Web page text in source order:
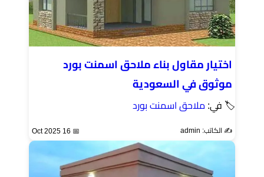
اختيار مقاول بناء ملاحق اسمنت بورد
موثوق في السعودية
🏷 في: ملاحق اسمنت بورد
✍️ الكاتب: admin 📅 16 Oct 2025